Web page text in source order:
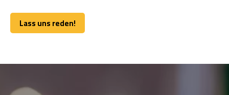
Lass uns reden!
Lass uns reden!